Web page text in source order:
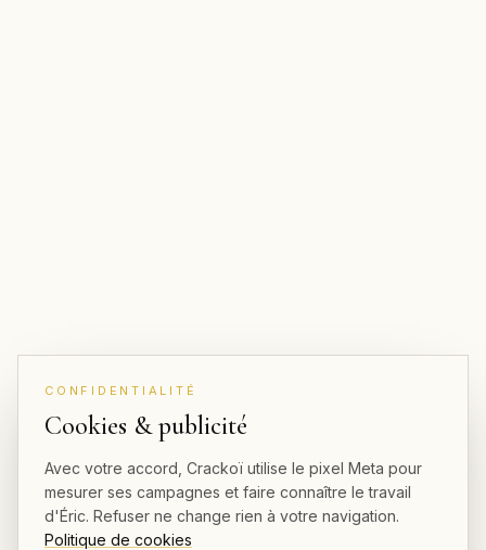
CONFIDENTIALITÉ
Cookies & publicité
Avec votre accord, Crackoï utilise le pixel Meta pour
mesurer ses campagnes et faire connaître le travail
d'Éric. Refuser ne change rien à votre navigation.
Politique de cookies